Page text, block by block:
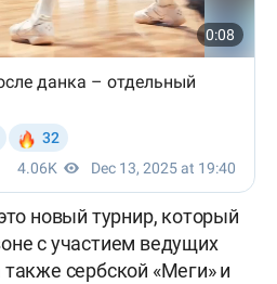
новый турнир, который
с участием ведущих
также сербской «Меги» и